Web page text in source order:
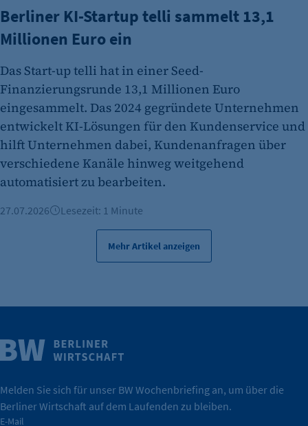
Erkennung, ob bei dem Besucher die
Scrolltiefe gemessen wird.
24 Std.
tatsächlich unterstützt.
Wirtschaft.
Weitere Infos
Berliner KI-Startup telli sammelt 13,1
Millionen Euro ein
Das Start-up telli hat in einer Seed-
Finanzierungsrunde 13,1 Millionen Euro
eingesammelt. Das 2024 gegründete Unternehmen
entwickelt KI-Lösungen für den Kundenservice und
hilft Unternehmen dabei, Kundenanfragen über
verschiedene Kanäle hinweg weitgehend
automatisiert zu bearbeiten.
27.07.2026 Lesezeit: 1 Minute
Mehr Artikel anzeigen
Melden Sie sich für unser BW Wochenbriefing an, um über die
Berliner Wirtschaft auf dem Laufenden zu bleiben.
E-Mail